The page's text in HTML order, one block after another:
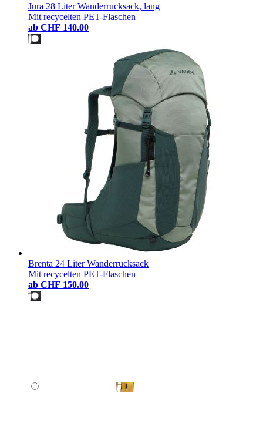
Jura 28 Liter Wanderrucksack, lang
Mit recycelten PET-Flaschen
ab CHF 140.00
Brenta 24 Liter Wanderrucksack
Mit recycelten PET-Flaschen
ab CHF 150.00